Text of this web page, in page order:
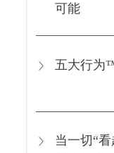
可能
五大行为
当一切“